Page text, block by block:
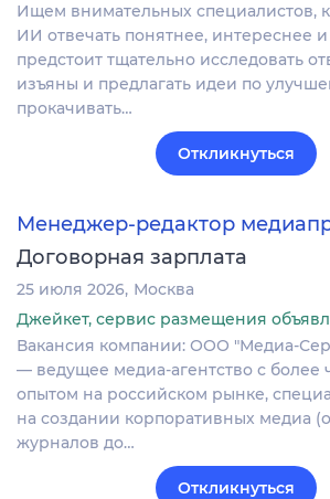
Ищем внимательных специалистов,
ИИ отвечать понятнее, интереснее
предстоит тщательно исследовать
изъяны и предлагать идеи по
прокачивать…
Откликнуться
Менеджер-редактор
Договорная зарплата
25 июля 2026 Москва
Джейкет, сервис размещения
Вакансия компании: ООО "Медиа-
— ведущее медиа-агентство с более
опытом на российском рынке,
на создании корпоративных медиа
журналов до…
Откликнуться